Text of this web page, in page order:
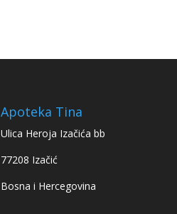
Apoteka Tina
Ulica Heroja Izačića bb
77208 Izačić
Bosna i Hercegovina